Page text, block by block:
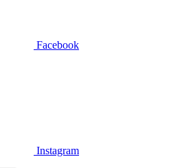
Facebook
Instagram